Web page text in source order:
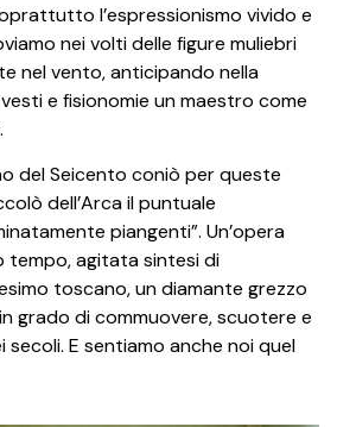
l’espressionismo vivido e
nei volti delle figure muliebri
nel vento, anticipando nella
e fisionomie un maestro come
del Seicento coniò per queste
dell’Arca il puntuale
piangenti”. Un’opera
tempo, agitata sintesi di
toscano, un diamante grezzo
grado di commuovere, scuotere e
secoli. E sentiamo anche noi quel